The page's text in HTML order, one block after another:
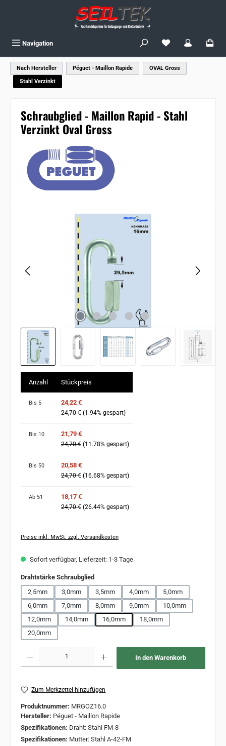
Navigation Du hast 0
Nach Hersteller Péguet - Maillon Rapide
OVAL Gross
Stahl Verzinkt
Schraubglied - Maillon Rapid - Stahl
Verzinkt Oval Gross
Anzahl Stückpreis
Bis 5 24,22 €
24,70 € (1.94% gespart)
Bis 10 21,79 €
24,70 € (11.78% gespart)
Bis 50 20,58 €
24,70 € (16.68% gespart)
Ab 51 18,17 €
24,70 € (26.44% gespart)
Preise inkl. MwSt. zzgl. Versandkosten
Sofort verfügbar, Lieferzeit: 1-3 Tage
Drahtstärke Schraubgliedauswählen
2,5mm
3,0mm 3,5mm 4,0mm
5,0mm
6,0mm
7,0mm 8,0mm 9,0mm
10,0mm
12,0mm
14,0mm 16,0mm
18,0mm
20,0mm
In den Warenkorb
Zum Merkzettel hinzufügen
Produktnummer: MRGOZ16.0
Hersteller: Péguet - Maillon Rapide
Spezifikationen: Draht: Stahl FM-8
Spezifikationen: Mutter: Stahl A-42-FM